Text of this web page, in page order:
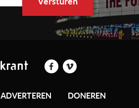
ADVERTEREN DONEREN